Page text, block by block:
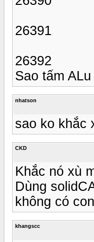
26391
26392
Sao tấm
nhatson
sao ko khắc
CKD
Khắc nó xù
Dùng
không có
khangscc